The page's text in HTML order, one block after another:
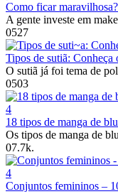
Como ficar
A gente investe em
0527
Tipos de sutiã: Conheça
O sutiã já foi tema de
0503
18 tipos de manga de
Os tipos de manga de
07.7k.
Conjuntos femininos –